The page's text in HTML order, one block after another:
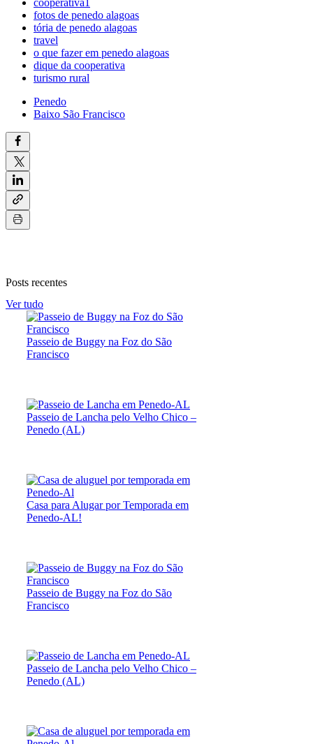
fotos de penedo alagoas
tória de penedo alagoas
travel
o que fazer em penedo alagoas
dique da cooperativa
turismo rural
Penedo
Baixo São Francisco
Posts recentes
Ver tudo
Passeio de Buggy na Foz do São
Francisco
Passeio de Lancha pelo Velho Chico –
Penedo (AL)
Casa para Alugar por Temporada em
Penedo-AL!
Passeio de Buggy na Foz do São
Francisco
Passeio de Lancha pelo Velho Chico –
Penedo (AL)